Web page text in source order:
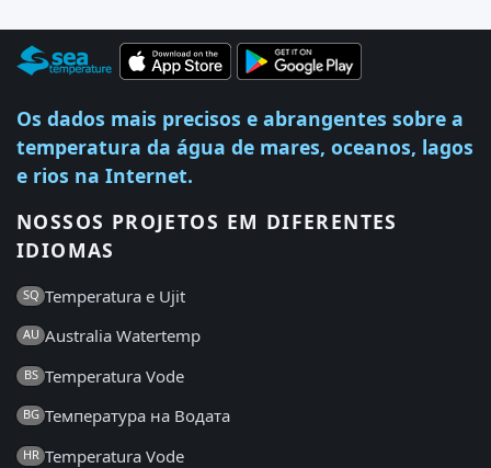
Os dados mais precisos e abrangentes sobre a
temperatura da água de mares, oceanos, lagos
e rios na Internet.
NOSSOS PROJETOS EM DIFERENTES
IDIOMAS
SQ Temperatura e Ujit
AU Australia Watertemp
BS Temperatura Vode
BG Температура на Водата
HR Temperatura Vode